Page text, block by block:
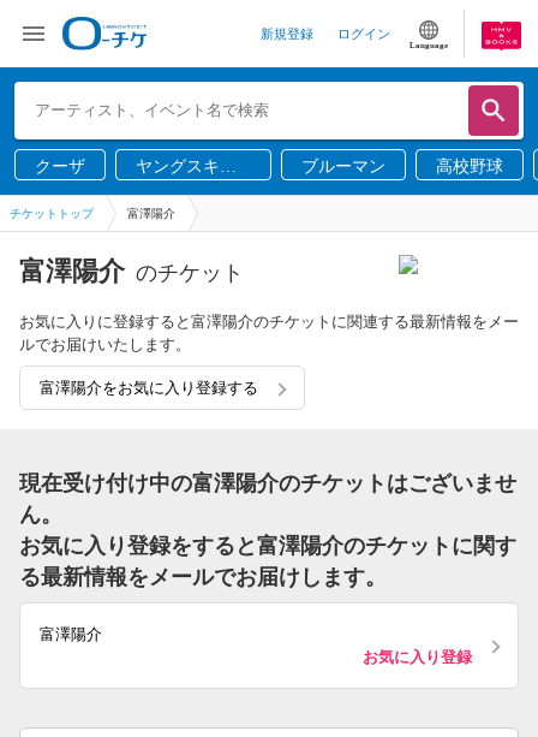
新規登録 ログイン
Language
クーザ
ヤングスキニ
ー
ブルーマン 高校野球
チケットトップ 富澤陽介
富澤陽介 のチケット
お気に入りに登録すると富澤陽介のチケットに関連する最新情報をメー
ルでお届けいたします。
富澤陽介をお気に入り登録する
現在受け付け中の富澤陽介のチケットはございませ
ん。
お気に入り登録をすると富澤陽介のチケットに関す
る最新情報をメールでお届けします。
富澤陽介
お気に入り登録